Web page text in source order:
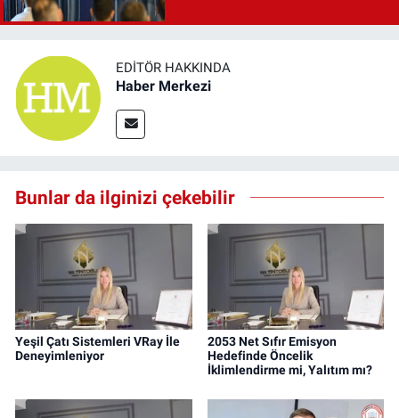
EDITÖR HAKKINDA
Haber Merkezi
Bunlar da ilginizi çekebilir
Yeşil Çatı Sistemleri VRay İle
Deneyimleniyor
2053 Net Sıfır Emisyon
Hedefinde Öncelik
İklimlendirme mi, Yalıtım mı?